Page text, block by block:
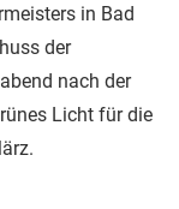
in Bad
der
nach der
Licht für die